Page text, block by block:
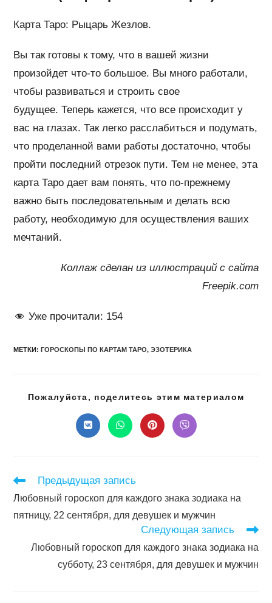
Карта Таро: Рыцарь Жезлов.
Вы так готовы к тому, что в вашей жизни
произойдет что-то большое. Вы много работали,
чтобы развиваться и строить свое
будущее. Теперь кажется, что все происходит у
вас на глазах. Так легко расслабиться и подумать,
что проделанной вами работы достаточно, чтобы
пройти последний отрезок пути. Тем не менее, эта
карта Таро дает вам понять, что по-прежнему
важно быть последовательным и делать всю
работу, необходимую для осуществления ваших
мечтаний.
Коллаж сделан из иллюстраций с сайта
Freepik.com
Уже прочитали: 154
МЕТКИ : ГОРОСКОПЫ ПО КАРТАМ ТАРО, ЭЗОТЕРИКА
Пожалуйста, поделитесь этим материалом
Открывается
в
Открывается
в
Открывается
в
Открывается
в
Читать
статьи
Предыдущая запись
Любовный гороскоп для каждого знака зодиака на
пятницу, 22 сентября, для девушек и мужчин
Следующая запись
Любовный гороскоп для каждого знака зодиака на
субботу, 23 сентября, для девушек и мужчин